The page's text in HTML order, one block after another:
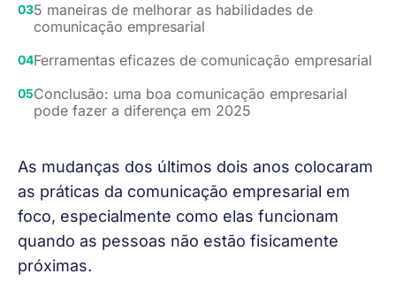
5 maneiras de melhorar as habilidades de
comunicação empresarial
Ferramentas eficazes de comunicação empresarial
Conclusão: uma boa comunicação empresarial
pode fazer a diferença em 2025
As mudanças dos últimos dois anos colocaram
as práticas da comunicação empresarial em
foco, especialmente como elas funcionam
quando as pessoas não estão fisicamente
próximas.